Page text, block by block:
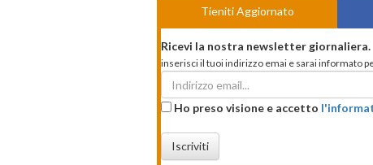
Tieniti Aggiornato
Ricevi la nostra newsletter giornaliera.
inserisci il tuoi indirizzo emai e sarai informato
Ho preso visione e accetto
Iscriviti